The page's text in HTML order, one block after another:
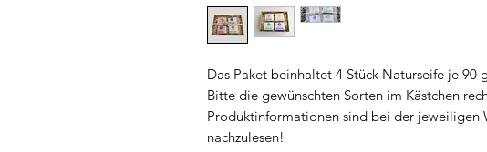
Das Paket beinhaltet 4 Stück Naturseife je 90
Bitte die gewünschten Sorten im Kästchen
Produktinformationen sind bei der jeweiligen
nachzulesen!